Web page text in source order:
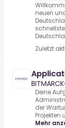
neuen
Zuletzt
BITMARCK
Deine
der
Projekten
Mehr